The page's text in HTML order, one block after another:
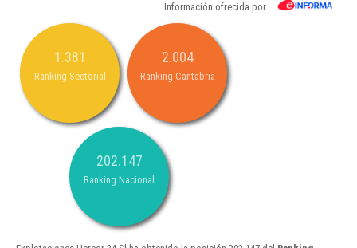
Información ofrecida por
1.381
Ranking Sectorial
2.004
Ranking Cantabria
202.147
Ranking Nacional